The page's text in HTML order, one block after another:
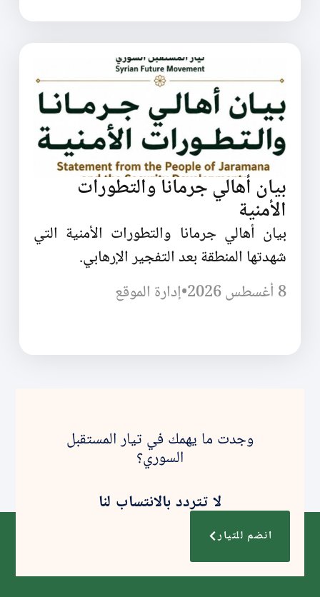
بيان أهالي جرمانا والتطورات
الأمنية
بيان أهالي جرمانا والتطورات الأمنية التي
شهدتها المنطقة بعد التفجير الإرهابي.
8 أغسطس 2026
•إدارة الموقع
وجدت ما يهمك في تيار المستقبل
السوري؟
لا تتردد بالانتساب لنا
انضم للتيار